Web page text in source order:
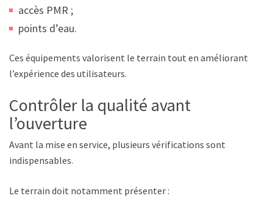
accès PMR ;
points d’eau.
Ces équipements valorisent le terrain tout en améliorant
l’expérience des utilisateurs.
Contrôler la qualité avant
l’ouverture
Avant la mise en service, plusieurs vérifications sont
indispensables.
Le terrain doit notamment présenter :